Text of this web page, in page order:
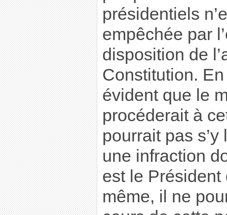
présidentiels
empêchée par
disposition de
Constitution.
évident que le
procéderait à
pourrait pas
une infraction
est le
même, il ne